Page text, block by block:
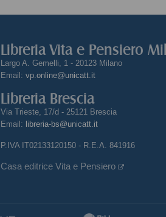
Libreria Vita e Pensiero
Largo A. Gemelli, 1 - 20123 Milano
Email: vp.online@unicatt.it
Libreria Brescia
Via Trieste, 17/d - 25121 Brescia
Email: libreria-bs@unicatt.it
P.IVA IT02133120150 - R.E.A. 841916
Casa editrice Vita e Pensiero